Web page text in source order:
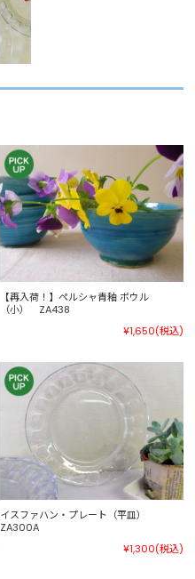
【再入荷！】ペルシャ青釉 ボウル
（小） ZA438
¥1,650(税込)
イスファハン・プレート（平皿）
ZA300A
¥1,300(税込)